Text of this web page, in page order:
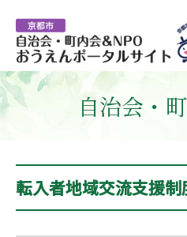
自治会・
転入者地域交流支援制